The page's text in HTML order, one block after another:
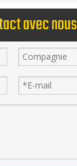
avec nous